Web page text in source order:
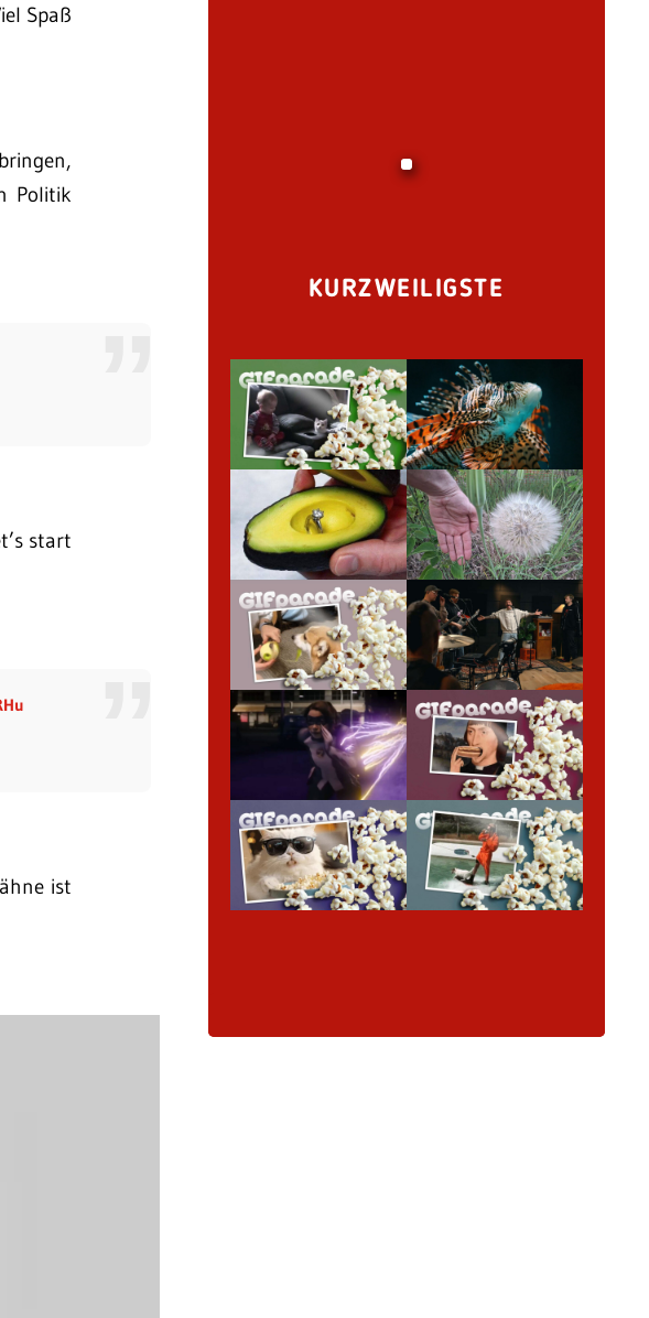
Spaß
Politik
start
ist
KURZWEILIGSTE